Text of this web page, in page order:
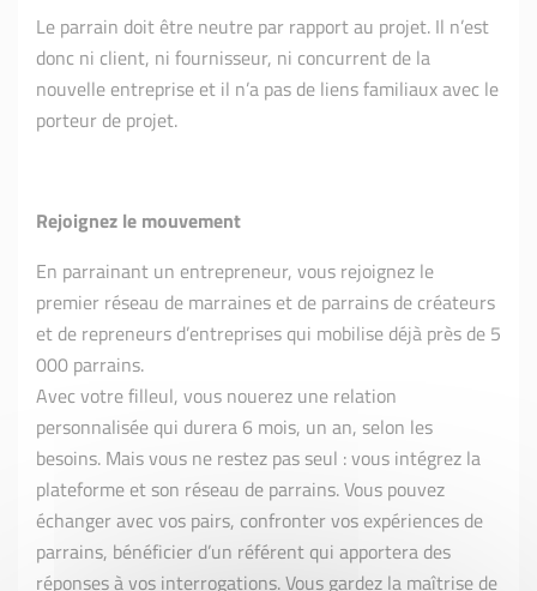
Le parrain doit être neutre par rapport au projet. Il n’est
donc ni client, ni fournisseur, ni concurrent de la
nouvelle entreprise et il n’a pas de liens familiaux avec le
porteur de projet.
Rejoignez le mouvement
En parrainant un entrepreneur, vous rejoignez le
premier réseau de marraines et de parrains de créateurs
et de repreneurs d’entreprises qui mobilise déjà près de 5
000 parrains.
Avec votre filleul, vous nouerez une relation
personnalisée qui durera 6 mois, un an, selon les
besoins. Mais vous ne restez pas seul : vous intégrez la
plateforme et son réseau de parrains. Vous pouvez
échanger avec vos pairs, confronter vos expériences de
parrains, bénéficier d’un référent qui apportera des
réponses à vos interrogations. Vous gardez la maîtrise de